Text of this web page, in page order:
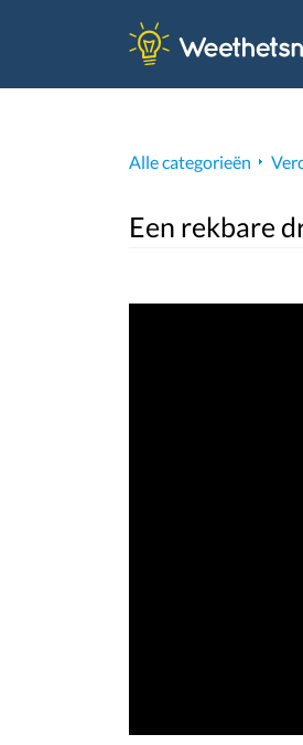
Alle categorieën
Een rekbare